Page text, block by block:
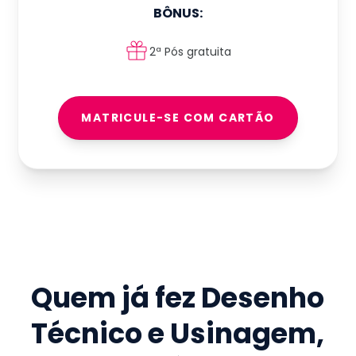
BÔNUS:
2ª Pós gratuita
MATRICULE-SE COM CARTÃO
Quem já fez Desenho
Técnico e Usinagem,